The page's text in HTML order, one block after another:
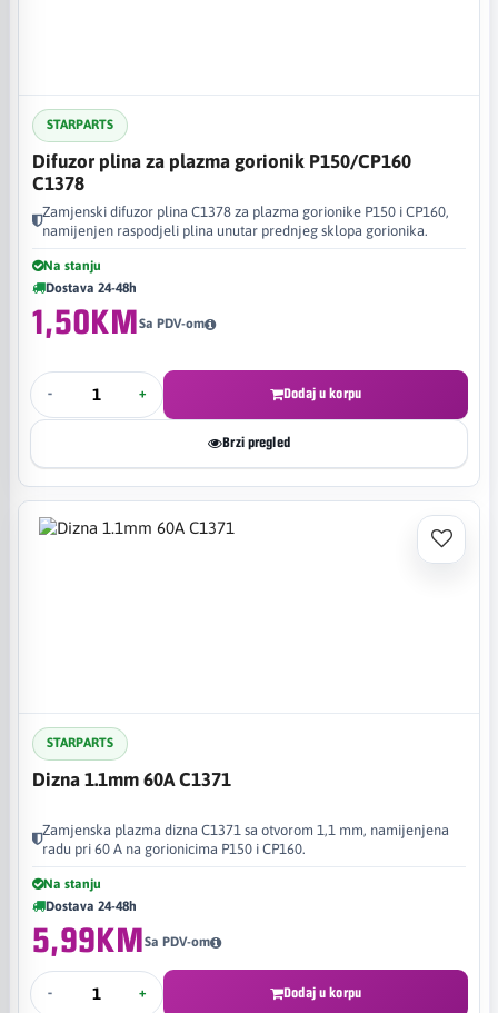
STARPARTS
Difuzor plina za plazma gorionik P150/CP160
C1378
Zamjenski difuzor plina C1378 za plazma gorionike P150 i CP160,
namijenjen raspodjeli plina unutar prednjeg sklopa gorionika.
Na stanju
Dostava 24-48h
1,50KMSa PDV-om
- + Dodaj u korpu
Brzi pregled
STARPARTS
Dizna 1.1mm 60A C1371
Zamjenska plazma dizna C1371 sa otvorom 1,1 mm, namijenjena
radu pri 60 A na gorionicima P150 i CP160.
Na stanju
Dostava 24-48h
5,99KMSa PDV-om
- + Dodaj u korpu